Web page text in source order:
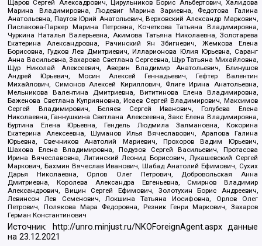
Щаров Сергей Алексадрович, Цирульников Борис Альбертович, Халидова
Марина Владимировна, Людевиг Марина Зариевна, Федотова Галина
Анатольевна, Паутов Юрий Анатольевич, Верховский Александр Маркович,
Пислакова-Паркер Марина Петровна, Кочеткова Татьяна Владимировна,
Чуркина Наталья Валерьевна, Акимова Татьяна Николаевна, Золотарева
Екатерина Александровна, Рачинский Ян Збигневич, Жемкова Елена
Борисовна, Гудков Лев Дмитриевич, Илларионова Юлия Юрьевна, Саранг
Анна Васильевна, Захарова Светлана Сергеевна, Щур Татьяна Михайловна,
Щур Николай Алексеевич, Аверин Владимир Анатольевич, Блинушов
Андрей Юрьевич, Мосин Алексей Геннадьевич, Гефтер Валентин
Михайлович, Симонов Алексей Кириллович, Флиге Ирина Анатольевна,
Мельникова Валентина Дмитриевна, Вититинова Елена Владимировна,
Баженова Светлана Куприяновна, Исаев Сергей Владимирович, Максимов
Сергей Владимирович, Беляев Сергей Иванович, Голубева Елена
Николаевна, Ганнушкина Светлана Алексеевна, Закс Елена Владимировна,
Буртина Елена Юрьевна, Гендель Людмила Залмановна, Кокорина
Екатерина Алексеевна, Шуманов Илья Вячеславович, Арапова Галина
Юрьевна, Свечников Анатолий Мариевич, Прохоров Вадим Юрьевич,
Шахова Елена Владимировна, Подузов Сергей Васильевич, Протасова
Ирина Вячеславовна, Литинский Леонид Борисович, Лукашевский Сергей
Маркович, Бахмин Вячеслав Иванович, Шабад Анатолий Ефимович, Сухих
Дарья Николаевна, Орлов Олег Петрович, Добровольская Анна
Дмитриевна, Королева Александра Евгеньевна, Смирнов Владимир
Александрович, Вицин Сергей Ефимович, Золотухин Борис Андреевич,
Левинсон Лев Семенович, Локшина Татьяна Иосифовна, Орлов Олег
Петрович, Полякова Мара Федоровна, Резник Генри Маркович, Захаров
Герман Константинович
Источник: http://unro.minjust.ru/NKOForeignAgent.aspxданные
на23.12.2021